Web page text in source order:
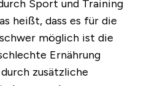
Sport und Training
heißt, dass es für die
möglich ist die
Ernährung
zusätzliche